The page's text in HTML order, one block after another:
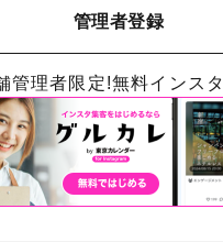
管理者登録
管理者限定!無料インス